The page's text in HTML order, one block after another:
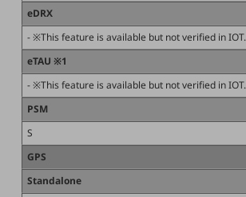
衛星携帯電話
IOT完了済みメーカーブランド製品
料金
料金TOP
ドコモBiz データ無制限 ドコモ MAX ドコモ
ケータイプラン
5Gデータプラス
データプラス
eDRX
- ※This feature is available but not verified in IOT.
eTAU ※1
- ※This feature is available but not verified in IOT.
PSM
S
GPS
Standalone